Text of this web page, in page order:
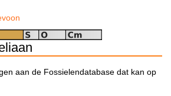
aan de Fossielendatabase dat kan op